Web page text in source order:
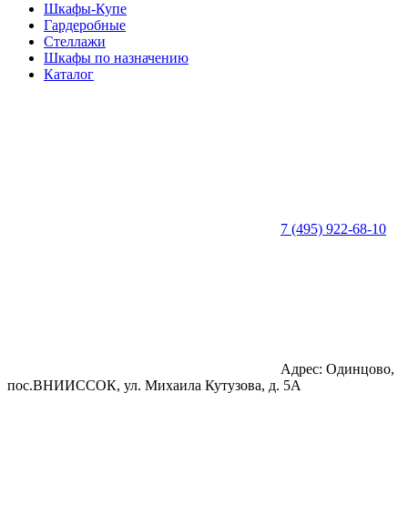
Шкафы-Купе
Гардеробные
Стеллажи
Шкафы по назначению
Каталог
7 (495) 922-68-10
Адрес: Одинцово,
пос.ВНИИССОК, ул. Михаила Кутузова, д. 5А